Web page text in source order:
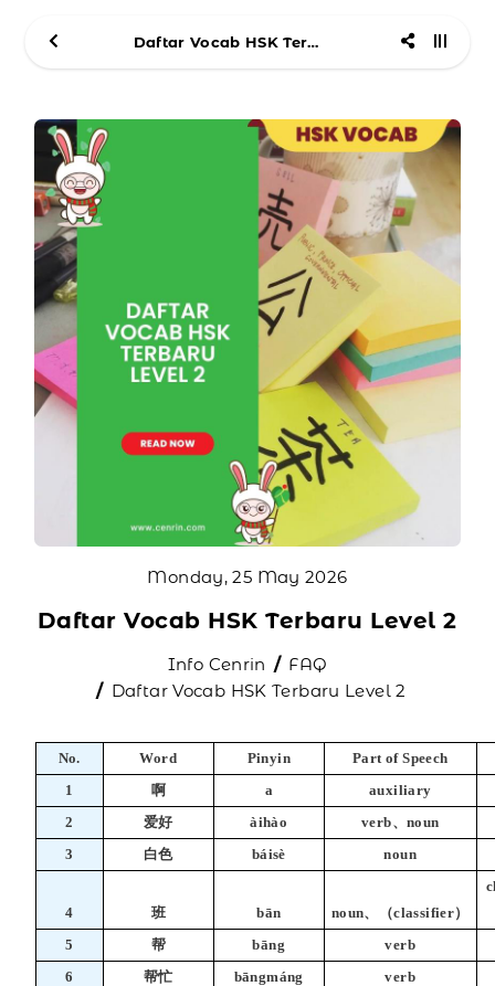
Daftar Vocab HSK Terbaru Level 2
Monday, 25 May 2026
Daftar Vocab HSK Terbaru Level 2
Info Cenrin
FAQ
Daftar Vocab HSK Terbaru Level 2
No. Word Pinyin
Part of Speech
1
啊 a
auxiliary
2
爱好 àihào
verb、noun
3
白色 báisè noun
4 班 bān noun、（classifier）
5 帮 bāng
verb
6
帮忙 bāngmáng verb